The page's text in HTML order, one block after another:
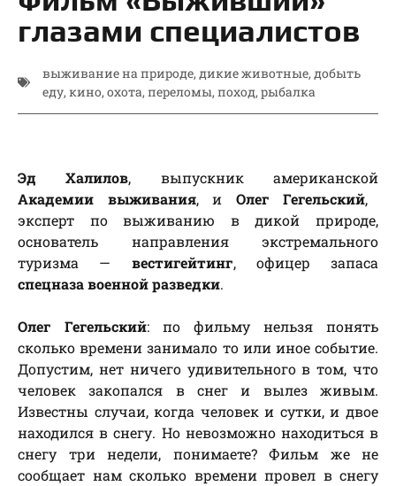
глазами специалистов
выживание на природе, дикие животные, добыть
еду, кино, охота, переломы, поход, рыбалка
Эд Халилов, выпускник американской
Академии выживания, и Олег Гегельский,
эксперт по выживанию в дикой природе,
основатель направления экстремального
туризма — вестигейтинг, офицер запаса
спецназа военной разведки.
Олег Гегельский: по фильму нельзя понять
сколько времени занимало то или иное событие.
Допустим, нет ничего удивительного в том, что
человек закопался в снег и вылез живым.
Известны случаи, когда человек и сутки, и двое
находился в снегу. Но невозможно находиться в
снегу три недели, понимаете? Фильм же не
сообщает нам сколько времени провел в снегу